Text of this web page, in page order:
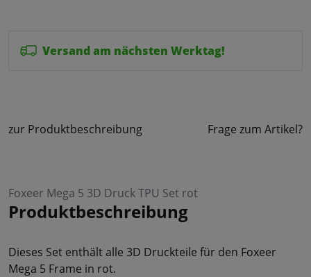
Versand am nächsten Werktag!
zur Produktbeschreibung Frage zum Artikel?
Foxeer Mega 5 3D Druck TPU Set rot
Produktbeschreibung
Dieses Set enthält alle 3D Druckteile für den Foxeer
Mega 5 Frame in rot.